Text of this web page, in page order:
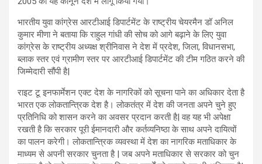
भारतीय युवा कांग्रेस आरटीआई डिपार्टमेंट के राष्ट्रीय चेयरमैन डॉ अनिल
कुमार मीणा ने बताया कि राहुल गांधी की सोच को आगे बढ़ाने के लिए युवा
कांग्रेस के राष्ट्रीय अध्यक्ष श्रीनिवास ने देश में प्रदेश, जिला, विधानसभा,
ब्लाक स्तर एवं ग्रामीण स्तर पर आरटीआई डिपार्टमेंट की टीम गठित करने की
जिम्मेदारी सौंपी है|
राइट टू इनफार्मेशन एक्ट देश के नागरिकों को सूचना पाने का अधिकार देता है
भारत एक लोकतान्त्रिक देश है। लोकतंत्र में देश की जनता अपने चुने हुए
प्रतिनिधि को शासन करने का अवसर प्रदान करती है| वह यह भी अपेक्षा
रखती है कि सरकार पूरी ईमानदारी और कर्तव्यनिष्ठा के साथ अपने दायित्वों
का पालन करेगी। लोकतान्त्रिक व्यवस्था में देश का नागरिक मताधिकार के
माध्यम से अपनी सरकार चुनता है | जब अपने मताधिकार से सरकार को चुन